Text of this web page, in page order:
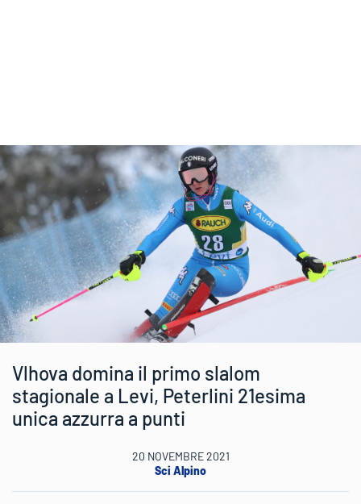
Vlhova domina il primo slalom
stagionale a Levi, Peterlini 21esima
unica azzurra a punti
20 NOVEMBRE 2021
Sci Alpino